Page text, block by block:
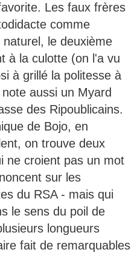
Les faux frères
comme
le deuxième
à la culotte (on l'a vu
à grillé la politesse à
aussi un Myard
des Ripoublicains.
de Bojo, en
on trouve deux
ne croient pas un mot
sur les
du RSA - mais qui
le sens du poil de
longueurs
fait de remarquables